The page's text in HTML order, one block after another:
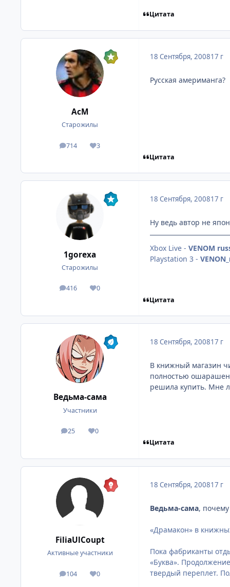
Цитата
АсМ
Старожилы
714
посты 3
Репутация
18 Сентября, 200817 г
Русская америманга?
Цитата
1gorexa
Старожилы
416
посты 0
Репутация
18 Сентября, 200817 г
Ну ведь автор не
Xbox Live - VENOM
Playstation 3 -
Цитата
Ведьма-сама
Участники
25
посты 0
Репутация
18 Сентября, 200817 г
В книжный магазин
полностью
решила купить. Мне
Цитата
FiliaUlCoupt
Активные участники
104
посты 0
Репутация
18 Сентября, 200817 г
Ведьма-сама,
«Драмакон» в
Пока фабриканты
«Буква».
твердый переплет.